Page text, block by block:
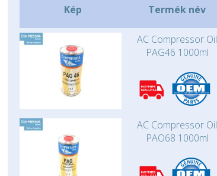
Kép Termék név
AC Compressor Oil
PAG46 1000ml
AC Compressor Oil
PAO68 1000ml